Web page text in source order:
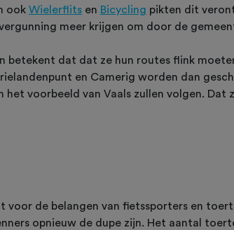
ook Wielerflits en Bicycling pikten dit
meer krijgen om door de
betekent dat dat ze hun routes flink
en Camerig worden dan
voorbeeld van Vaals zullen volgen. Dat
voor de belangen van fietssporters en
opnieuw de dupe zijn. Het aantal